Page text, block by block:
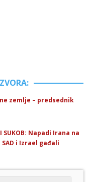
zemlje – predsednik
SUKOB: Napadi Irana na
i Izrael gađali